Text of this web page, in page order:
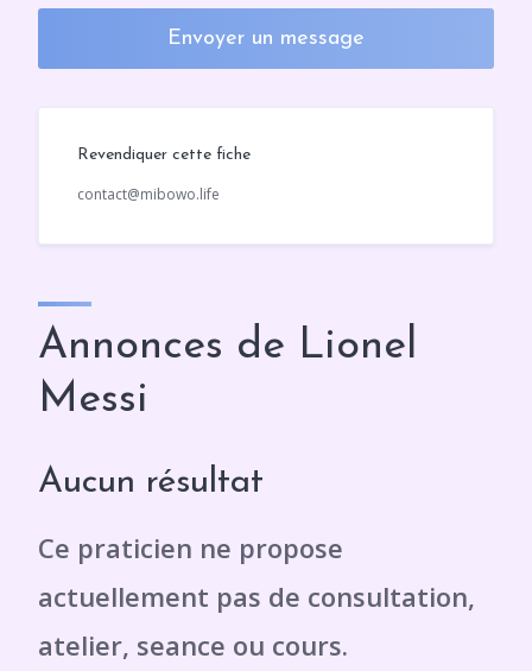
Envoyer un message
Revendiquer cette fiche
contact@mibowo.life
Annonces de Lionel
Messi
Aucun résultat